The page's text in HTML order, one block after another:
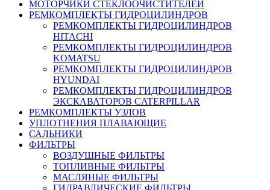
МОТОРЧИКИ СТЕКЛООЧИСТИТЕЛЕЙ
РЕМКОМПЛЕКТЫ ГИДРОЦИЛИНДРОВ
РЕМКОМПЛЕКТЫ ГИДРОЦИЛИНДРОВ
HITACHI
РЕМКОМПЛЕКТЫ ГИДРОЦИЛИНДРОВ
KOMATSU
РЕМКОМПЛЕКТЫ ГИДРОЦИЛИНДРОВ
HYUNDAI
РЕМКОМПЛЕКТЫ ГИДРОЦИЛИНДРОВ
ЭКСКАВАТОРОВ CATERPILLAR
РЕМКОМПЛЕКТЫ УЗЛОВ
УПЛОТНЕНИЯ ПЛАВАЮЩИЕ
САЛЬНИКИ
ФИЛЬТРЫ
ВОЗДУШНЫЕ ФИЛЬТРЫ
ТОПЛИВНЫЕ ФИЛЬТРЫ
МАСЛЯНЫЕ ФИЛЬТРЫ
ГИДРАВЛИЧЕСКИЕ ФИЛЬТРЫ